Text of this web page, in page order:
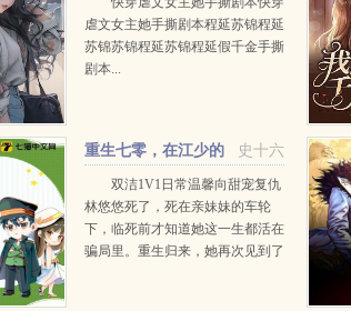
虐文女主她手撕剧本程延苏锦程延
苏锦苏锦程延苏锦程延假千金手撕
剧本...
史十六
重生七零，在江少的
怀里撒个娇
双洁1V1日常温馨向甜宠复仇
林悠悠死了，死在亲妹妹的车轮
下，临死前才知道她这一生都活在
骗局里。重生归来，她再次见到了